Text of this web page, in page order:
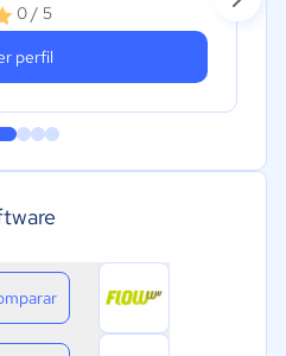
0 / 5
perfil